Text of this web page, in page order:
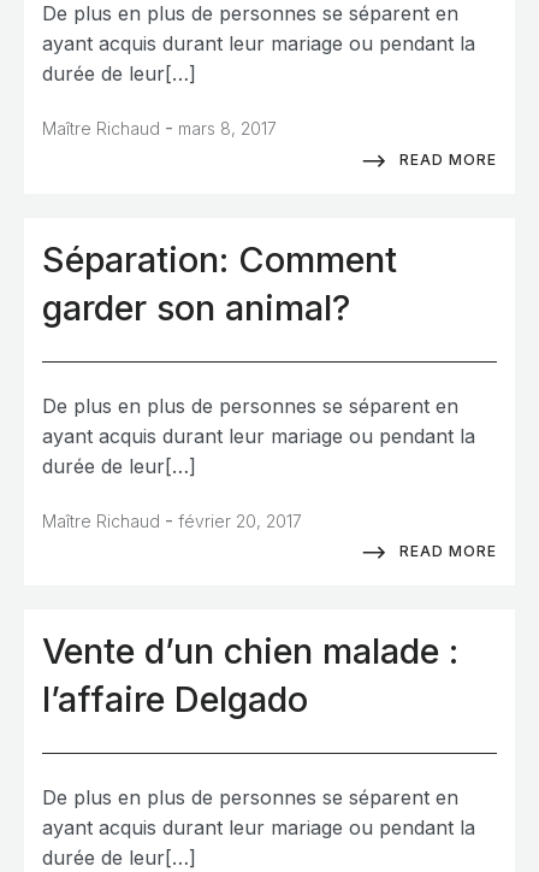
De plus en plus de personnes se séparent en
ayant acquis durant leur mariage ou pendant la
durée de leur[…]
Maître Richaud - mars 8, 2017
READ MORE
Séparation: Comment
garder son animal?
De plus en plus de personnes se séparent en
ayant acquis durant leur mariage ou pendant la
durée de leur[…]
Maître Richaud - février 20, 2017
READ MORE
Vente d’un chien malade :
l’affaire Delgado
De plus en plus de personnes se séparent en
ayant acquis durant leur mariage ou pendant la
durée de leur[…]